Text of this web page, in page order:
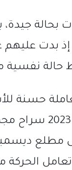
بحالة
بدت عليهم
حالة نفسية
حسنة
الإسرائيليين، حيث أطلقت في نوفمبر/
مطلع
تعامل الحركة